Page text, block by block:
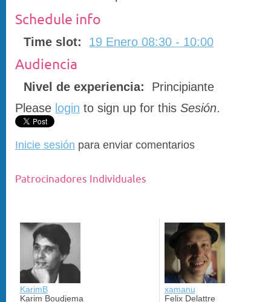
Schedule info
Time slot: 19 Enero 08:30 - 10:00
Audiencia
Nivel de experiencia:
Principiante
Please login to sign up for this Sesión.
Inicie sesión para enviar comentarios
Patrocinadores Individuales
KarimB
Karim Boudjema
xamanu
Felix Delattre